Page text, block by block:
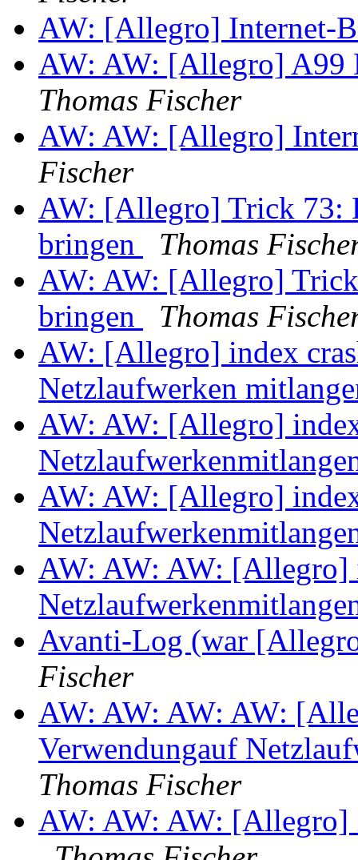
AW: [Allegro] Internet-
AW: AW: [Allegro] A99
Thomas Fischer
AW: AW: [Allegro]
Fischer
AW: [Allegro] Trick 73:
bringen
Thomas
AW: AW: [Allegro]
bringen
Thomas
AW: [Allegro] index
Netzlaufwerken
AW: AW: [Allegro]
AW: AW: [Allegro]
AW: AW: AW: [Allegro]
Avanti-Log (war
Fischer
AW: AW: AW: AW:
Verwendungauf
Thomas Fischer
AW: AW: AW: [Allegro]